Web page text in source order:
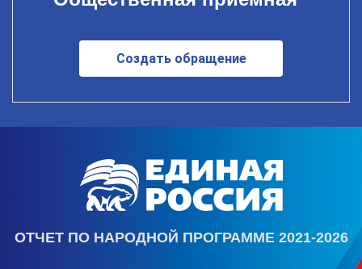
Создать обращение
ОТЧЕТ ПО НАРОДНОЙ ПРОГРАММЕ 2021-2026